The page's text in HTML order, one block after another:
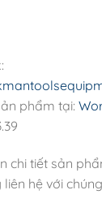
phẩm tại:
chi tiết sản
hệ với